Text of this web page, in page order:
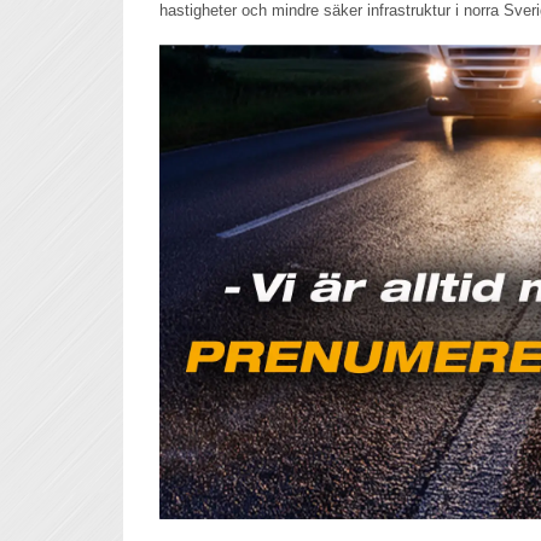
hastigheter och mindre säker infrastruktur i norra